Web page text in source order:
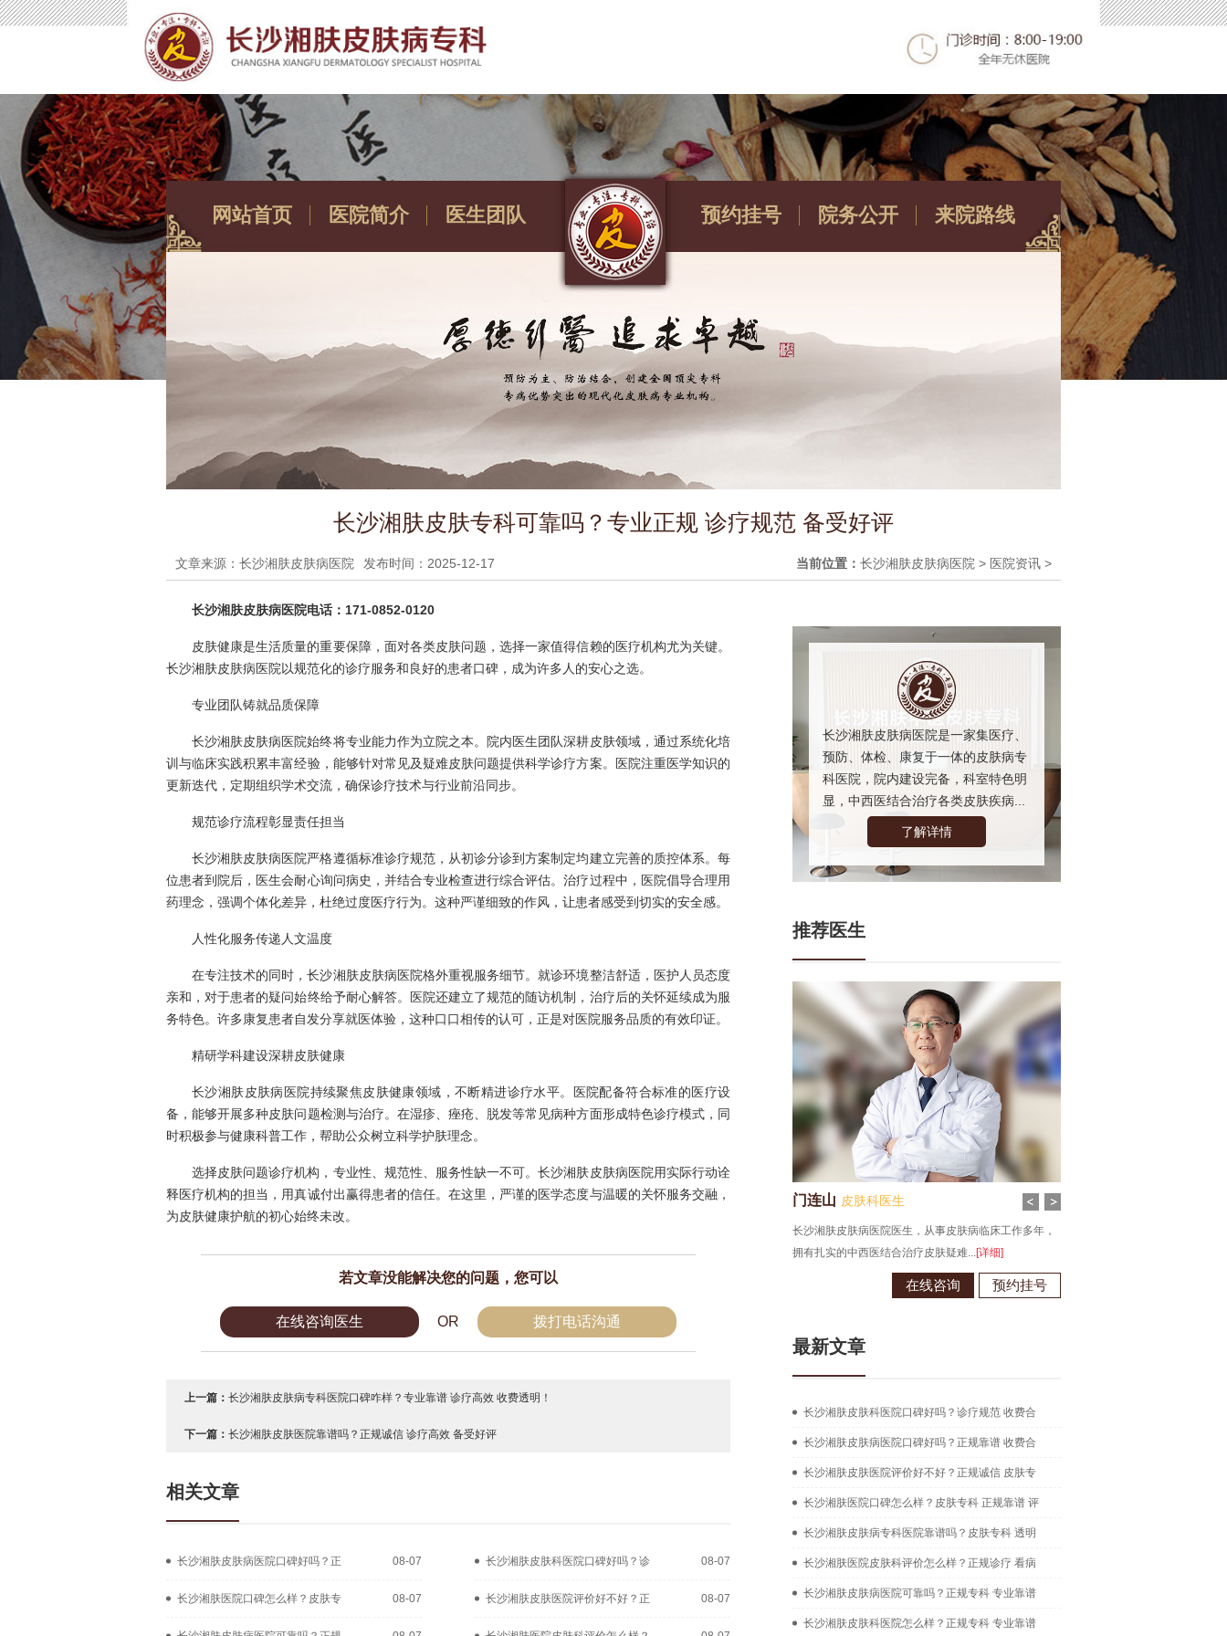
网站首页 医院简介 医生团队 预约挂号 院务公开 来院路线
长沙湘肤皮肤专科可靠吗？专业正规 诊疗规范 备受好评
文章来源：长沙湘肤皮肤病医院 发布时间：2025-12-17 当前位置： 长沙湘肤皮肤病医院 > 医院资讯 >
长沙湘肤皮肤病医院电话：171-0852-0120
皮肤健康是生活质量的重要保障，面对各类皮肤问题，选择一家值得信赖的医疗机构尤为关键。
长沙湘肤皮肤病医院以规范化的诊疗服务和良好的患者口碑，成为许多人的安心之选。
专业团队铸就品质保障
长沙湘肤皮肤病医院始终将专业能力作为立院之本。院内医生团队深耕皮肤领域，通过系统化培
训与临床实践积累丰富经验，能够针对常见及疑难皮肤问题提供科学诊疗方案。医院注重医学知识的
更新迭代，定期组织学术交流，确保诊疗技术与行业前沿同步。
规范诊疗流程彰显责任担当
长沙湘肤皮肤病医院严格遵循标准诊疗规范，从初诊分诊到方案制定均建立完善的质控体系。每
位患者到院后，医生会耐心询问病史，并结合专业检查进行综合评估。治疗过程中，医院倡导合理用
药理念，强调个体化差异，杜绝过度医疗行为。这种严谨细致的作风，让患者感受到切实的安全感。
人性化服务传递人文温度
在专注技术的同时，长沙湘肤皮肤病医院格外重视服务细节。就诊环境整洁舒适，医护人员态度
亲和，对于患者的疑问始终给予耐心解答。医院还建立了规范的随访机制，治疗后的关怀延续成为服
务特色。许多康复患者自发分享就医体验，这种口口相传的认可，正是对医院服务品质的有效印证。
精研学科建设深耕皮肤健康
长沙湘肤皮肤病医院持续聚焦皮肤健康领域，不断精进诊疗水平。医院配备符合标准的医疗设
备，能够开展多种皮肤问题检测与治疗。在湿疹、痤疮、脱发等常见病种方面形成特色诊疗模式，同
时积极参与健康科普工作，帮助公众树立科学护肤理念。
选择皮肤问题诊疗机构，专业性、规范性、服务性缺一不可。长沙湘肤皮肤病医院用实际行动诠
释医疗机构的担当，用真诚付出赢得患者的信任。在这里，严谨的医学态度与温暖的关怀服务交融，
为皮肤健康护航的初心始终未改。
若文章没能解决您的问题，您可以
在线咨询医生 OR 拨打电话沟通
上一篇： 长沙湘肤皮肤病专科医院口碑咋样？专业靠谱 诊疗高效 收费透明！
下一篇： 长沙湘肤皮肤医院靠谱吗？正规诚信 诊疗高效 备受好评
相关文章
长沙湘肤皮肤病医院口碑好吗？正 08-07 长沙湘肤皮肤科医院口碑好吗？诊 08-07
长沙湘肤医院口碑怎么样？皮肤专 08-07 长沙湘肤皮肤医院评价好不好？正 08-07
长沙湘肤皮肤病医院是一家集医疗、
预防、体检、康复于一体的皮肤病专
科医院，院内建设完备，科室特色明
显，中西医结合治疗各类皮肤疾病...
了解详情
推荐医生
门连山 皮肤科医生
长沙湘肤皮肤病医院医生，从事皮肤病临床工作多年，
拥有扎实的中西医结合治疗皮肤疑难...[详细]
在线咨询 预约挂号
最新文章
长沙湘肤皮肤科医院口碑好吗？诊疗规范 收费合
长沙湘肤皮肤病医院口碑好吗？正规靠谱 收费合
长沙湘肤皮肤医院评价好不好？正规诚信 皮肤专
长沙湘肤医院口碑怎么样？皮肤专科 正规靠谱 评
长沙湘肤皮肤病专科医院靠谱吗？皮肤专科 透明
长沙湘肤医院皮肤科评价怎么样？正规诊疗 看病
长沙湘肤皮肤病医院可靠吗？正规专科 专业靠谱
长沙湘肤皮肤科医院怎么样？正规专科 专业靠谱